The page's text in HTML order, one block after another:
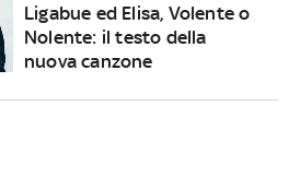
Ligabue ed Elisa, Volente o
Nolente: il testo della
nuova canzone